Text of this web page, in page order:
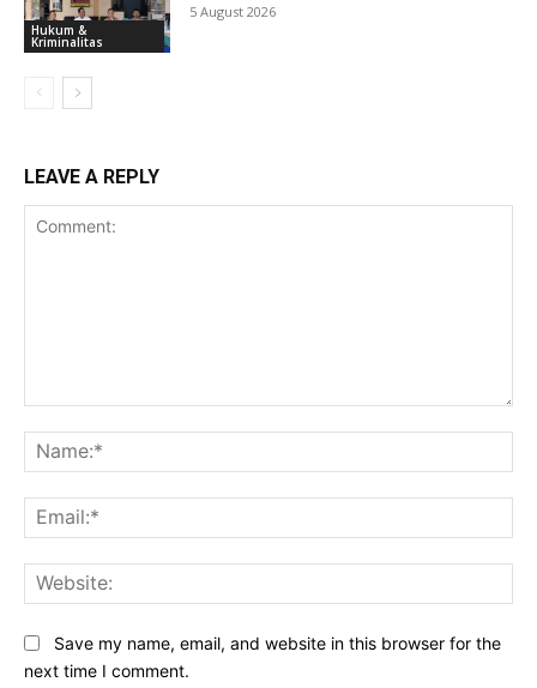
Hukum &
Kriminalitas
5 August 2026
LEAVE A REPLY
Save my name, email, and website in this browser for the
next time I comment.